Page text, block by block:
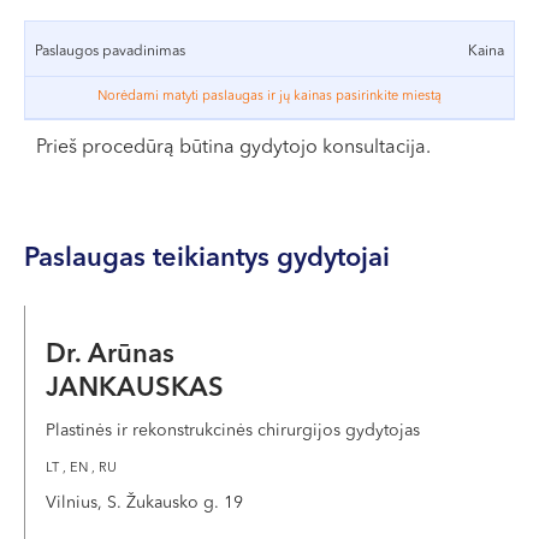
VI, VII --
problemas, šios injekcijos dažniausiai naudojamos
kaktos ir aplink akis esančių raukšlių korekcijai.
Kada galima pradėti naudoti botulino
injekcijas?
sulaukus pilnametystės. Svarbu tai, jog šios injekcijos,
jauninimui, bet ir profilaktikai.
Kaip atliekama procedūra?
minučių. Ji yra beveik beskausmė, nes botulinas į odą
Paslaugos pavadinimas Kaina
Norėdami matyti paslaugas ir jų kainas pasirinkite miestą
Prieš procedūrą būtina gydytojo konsultacija.
Paslaugas teikiantys gydytojai
Dr. Arūnas
JANKAUSKAS
Plastinės ir rekonstrukcinės chirurgijos gydytojas
LT , EN , RU
Vilnius, S. Žukausko g. 19